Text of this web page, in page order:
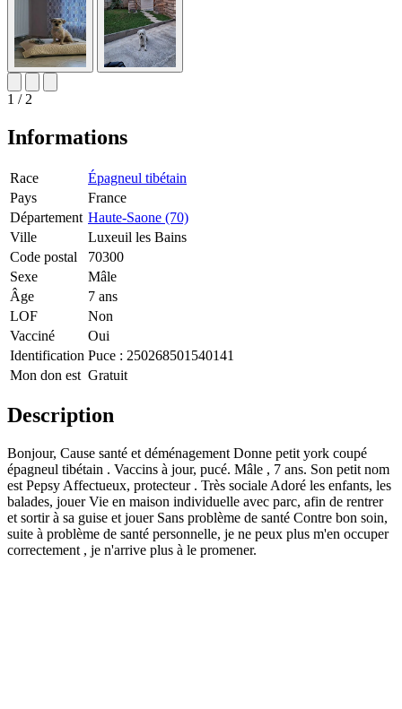
1 / 2
Informations
Race
Épagneul tibétain
Pays
France
Département Haute-Saone (70)
Ville
Luxeuil les Bains
Code postal
70300
Sexe
Mâle
Âge
7 ans
LOF
Non
Vacciné
Oui
Identification Puce : 250268501540141
Mon don est Gratuit
Description
Bonjour, Cause santé et déménagement Donne petit york coupé
épagneul tibétain . Vaccins à jour, pucé. Mâle , 7 ans. Son petit nom
est Pepsy Affectueux, protecteur . Très sociale Adoré les enfants, les
balades, jouer Vie en maison individuelle avec parc, afin de rentrer
et sortir à sa guise et jouer Sans problème de santé Contre bon soin,
suite à problème de santé personnelle, je ne peux plus m'en occuper
correctement , je n'arrive plus à le promener.